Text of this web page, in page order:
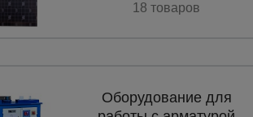
18 товаров
Оборудование для